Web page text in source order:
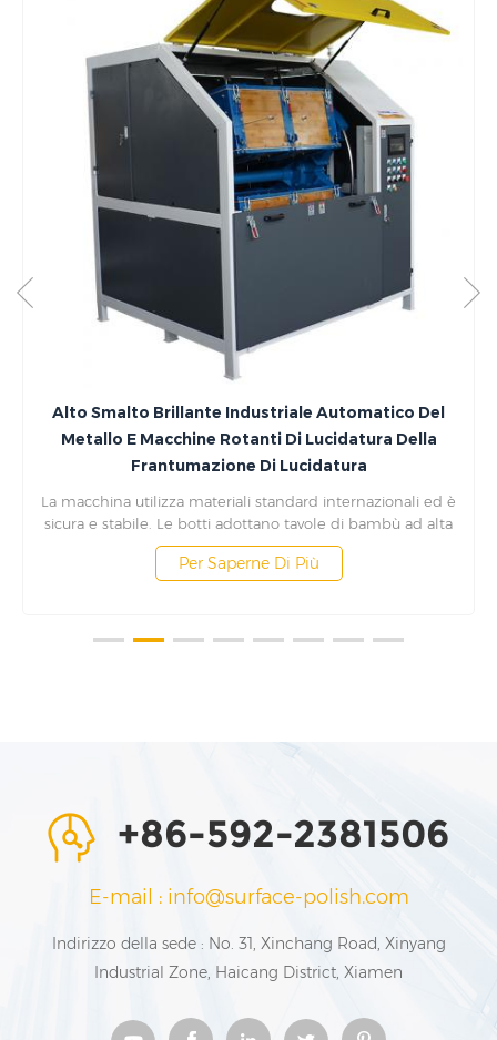
Lucidatrice A Tampone Lucidatura Lucidatura E
Levigatura Superficiale Sbavatrice A Doppia
Chiavetta
Struttura in acciaio stabile e durevole di standard
internazionali Canna di bambù ad alta densità resistente
all'usura e allo strappo, rispettosa dell'ambiente e che
dissipa il calore Funzionamento di controllo elettrico sicuro
Per Saperne Di Più
+86-592-2381506
E-mail : info@surface-polish.com
Indirizzo della sede : No. 31, Xinchang Road, Xinyang
Industrial Zone, Haicang District, Xiamen